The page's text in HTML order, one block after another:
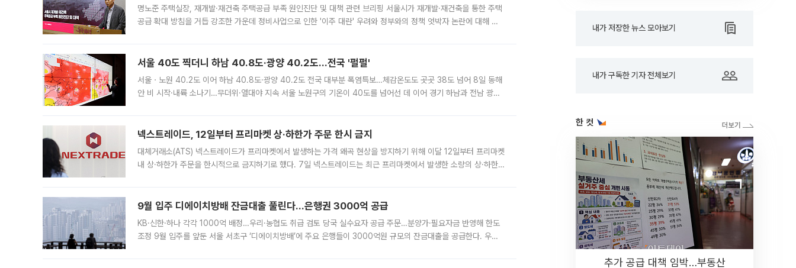
명노준 주택실장, 재개발·재건축 주택공급 부족 원인진단 및 대책 관련 브리핑 서울시가 재개발·재건축을 통한 주택
공급 확대 방침을 거듭 강조한 가운데 정비사업으로 인한 '이주 대란' 우려와 정부와의 정책 엇박자 논란에 대해 정
서울 40도 찍더니 하남 40.8도·광양 40.2도…전국 '펄펄'
서울ㆍ노원 40.2도 이어 하남 40.8도·광양 40.2도 전국 대부분 폭염특보…체감온도도 곳곳 38도 넘어 8일 동해
안 비 시작·내륙 소나기…무더위·열대야 지속 서울 노원구의 기온이 40도를 넘어선 데 이어 경기 하남과 전남 광양
넥스트레이드, 12일부터 프리마켓 상·하한가 주문 한시 금지
대체거래소(ATS) 넥스트레이드가 프리마켓에서 발생하는 가격 왜곡 현상을 방지하기 위해 이달 12일부터 프리마켓
내 상·하한가 주문을 한시적으로 금지하기로 했다. 7일 넥스트레이드는 최근 프리마켓에서 발생한 소량의 상·하한
9월 입주 디에이치방배 잔금대출 풀린다…은행권 3000억 공급
KB·신한·하나 각각 1000억 배정…우리·농협도 취급 검토 당국 실수요자 공급 주문…분양가·필요자금 반영해 한도
조정 9월 입주를 앞둔 서울 서초구 ‘디에이치방배’에 주요 은행들이 3000억원 규모의 잔금대출을 공급한다. 우리
내가 저장한 뉴스 모아보기
내가 구독한 기자 전체보기
한 컷
추가 공급 대책 임박…부동산